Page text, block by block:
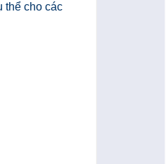
thể cho các